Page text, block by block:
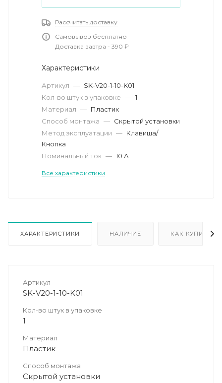
Рассчитать доставку
Самовывоз бесплатно
Доставка завтра - 390 ₽
Характеристики
Артикул — SK-V20-1-10-K01
Кол-во штук в упаковке — 1
Материал — Пластик
Способ монтажа — Скрытой установки
Метод эксплуатации — Клавиша/
Кнопка
Номинальный ток — 10 А
Все характеристики
ХАРАКТЕРИСТИКИ НАЛИЧИЕ КАК КУПИТЬ
Артикул
SK-V20-1-10-K01
Кол-во штук в упаковке
1
Материал
Пластик
Способ монтажа
Скрытой установки